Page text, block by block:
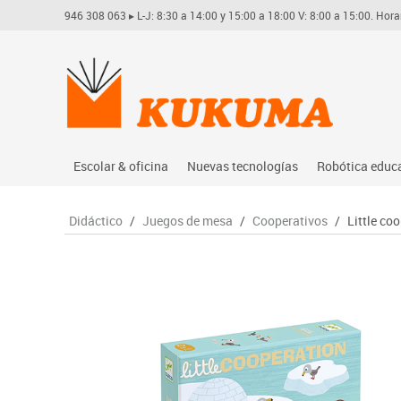
946 308 063 ▸ L-J: 8:30 a 14:00 y 15:00 a 18:00 V: 8:00 a 15:00.
Escolar & oficina
Archivo
Material escolar
Nuevas tecnologías
Audio
Videoconferencia
Videoproyección
Robótica
Arduino
Vex robotics
Otros
Didáctico / Juegos de mesa / Cooperativos / Little